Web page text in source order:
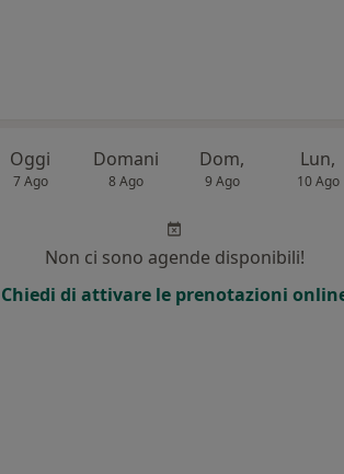
Oggi
7 Ago
Domani
8 Ago
Dom,
9 Ago
Lun,
10 Ago
Non ci sono agende disponibili!
Chiedi di attivare le prenotazioni